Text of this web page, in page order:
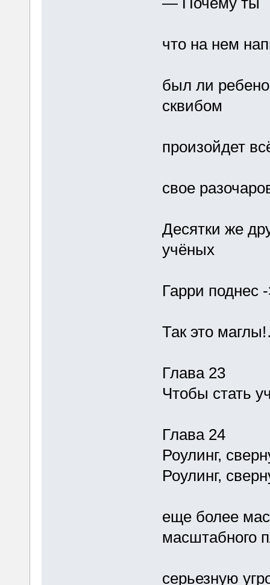
что на нем
был ли
сквибом
произойдет
свое
Десятки же
учёных
Гарри поднес
Так это
Глава 23
Чтобы стать
Глава 24
Роулинг,
Роулинг,
еще более
масштабного
серьезную